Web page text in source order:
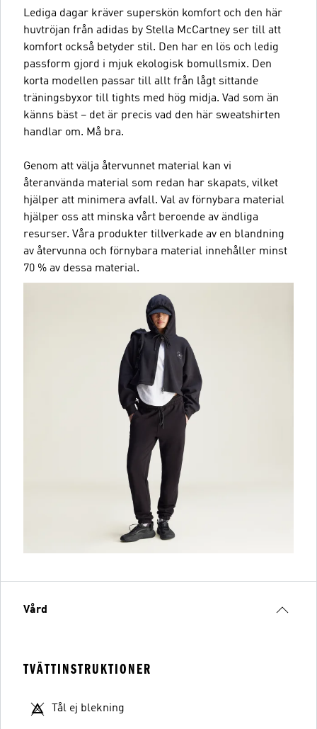
Lediga dagar kräver superskön komfort och den här
huvtröjan från adidas by Stella McCartney ser till att
komfort också betyder stil. Den har en lös och ledig
passform gjord i mjuk ekologisk bomullsmix. Den
korta modellen passar till allt från lågt sittande
träningsbyxor till tights med hög midja. Vad som än
känns bäst – det är precis vad den här sweatshirten
handlar om. Må bra.
Genom att välja återvunnet material kan vi
återanvända material som redan har skapats, vilket
hjälper att minimera avfall. Val av förnybara material
hjälper oss att minska vårt beroende av ändliga
resurser. Våra produkter tillverkade av en blandning
av återvunna och förnybara material innehåller minst
70 % av dessa material.
Vård
TVÄTTINSTRUKTIONER
Tål ej blekning